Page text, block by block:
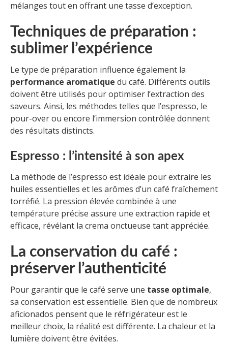
mélanges tout en offrant une tasse d’exception.
Techniques de préparation :
sublimer l’expérience
Le type de préparation influence également la
performance aromatique du café. Différents outils
doivent être utilisés pour optimiser l’extraction des
saveurs. Ainsi, les méthodes telles que l’espresso, le
pour-over ou encore l’immersion contrôlée donnent
des résultats distincts.
Espresso : l’intensité à son apex
La méthode de l’espresso est idéale pour extraire les
huiles essentielles et les arômes d’un café fraîchement
torréfié. La pression élevée combinée à une
température précise assure une extraction rapide et
efficace, révélant la crema onctueuse tant appréciée.
La conservation du café :
préserver l’authenticité
Pour garantir que le café serve une tasse optimale,
sa conservation est essentielle. Bien que de nombreux
aficionados pensent que le réfrigérateur est le
meilleur choix, la réalité est différente. La chaleur et la
lumière doivent être évitées.